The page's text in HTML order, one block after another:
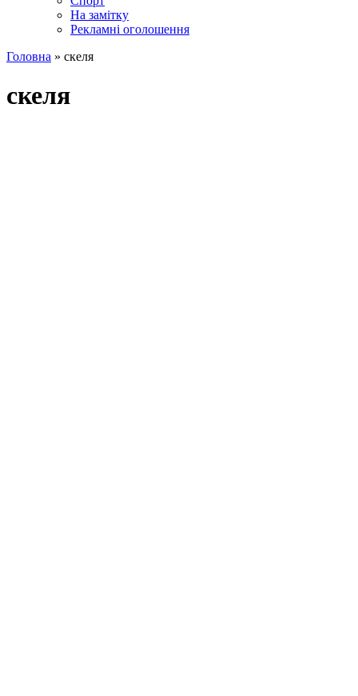
На замітку
Рекламні оголошення
Головна » скеля
скеля